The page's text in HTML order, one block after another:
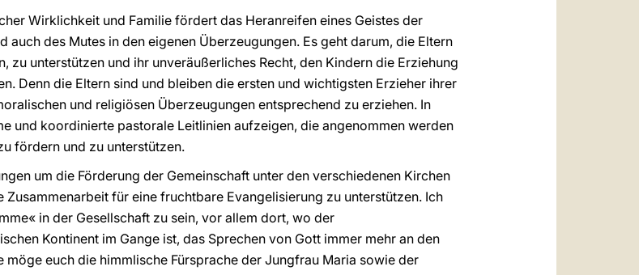
Wirklichkeit und Familie fördert das Heranreifen eines Geistes der
auch des Mutes in den eigenen Überzeugungen. Es geht darum, die Eltern
zu unterstützen und ihr unveräußerliches Recht, den Kindern die Erziehung
Denn die Eltern sind und bleiben die ersten und wichtigsten Erzieher ihrer
und religiösen Überzeugungen entsprechend zu erziehen. In
und koordinierte pastorale Leitlinien aufzeigen, die angenommen werden
fördern und zu unterstützen.
um die Förderung der Gemeinschaft unter den verschiedenen Kirchen
für eine fruchtbare Evangelisierung zu unterstützen. Ich
in der Gesellschaft zu sein, vor allem dort, wo der
Kontinent im Gange ist, das Sprechen von Gott immer mehr an den
möge euch die himmlische Fürsprache der Jungfrau Maria sowie der